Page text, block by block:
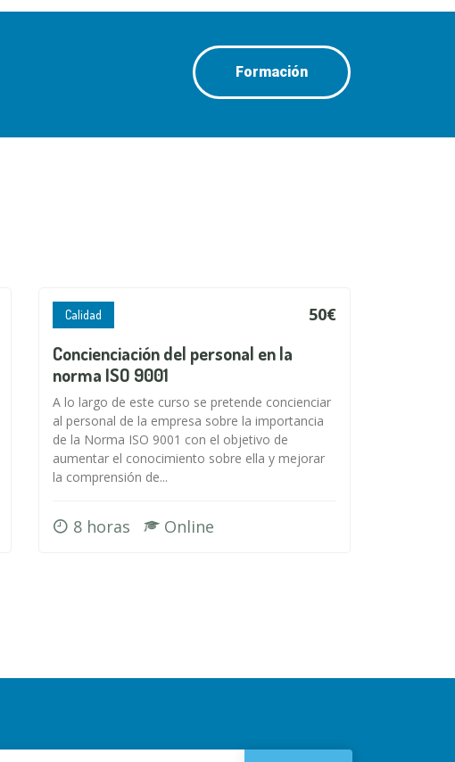
Formación
Calidad 50€
Concienciación del personal en la
norma ISO 9001
A lo largo de este curso se pretende concienciar
al personal de la empresa sobre la importancia
de la Norma ISO 9001 con el objetivo de
aumentar el conocimiento sobre ella y mejorar
la comprensión de...
8 horas Online